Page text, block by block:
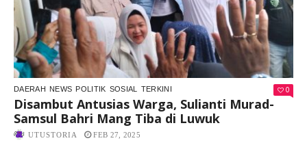
DAERAH NEWS POLITIK SOSIAL TERKINI 0
Disambut Antusias Warga, Sulianti Murad-
Samsul Bahri Mang Tiba di Luwuk
UTUSTORIA FEB 27, 2025